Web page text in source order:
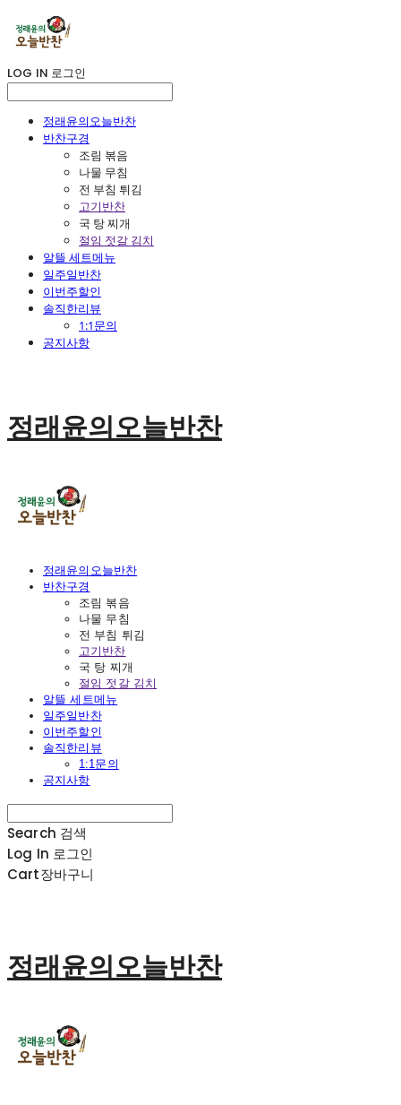
LOG IN 로그인
정래윤의오늘반찬
반찬구경
조림 볶음
나물 무침
전 부침 튀김
고기반찬
국 탕 찌개
절임 젓갈 김치
알뜰 세트메뉴
일주일반찬
이번주할인
솔직한리뷰
1:1문의
공지사항
정래윤의오늘반찬
정래윤의오늘반찬
반찬구경
조림 볶음
나물 무침
전 부침 튀김
고기반찬
국 탕 찌개
절임 젓갈 김치
알뜰 세트메뉴
일주일반찬
이번주할인
솔직한리뷰
1:1문의
공지사항
Search 검색
Log In 로그인
Cart장바구니
정래윤의오늘반찬